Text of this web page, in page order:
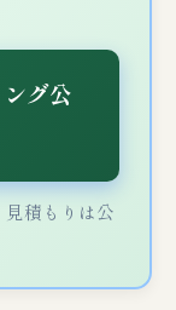
グ公
積もりは公